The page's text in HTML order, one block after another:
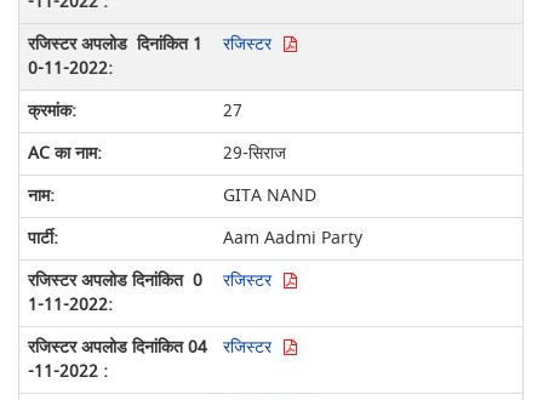
रजिस्टर
27
29-सिराज
GITA NAND
Aam Aadmi Party
रजिस्टर
रजिस्टर